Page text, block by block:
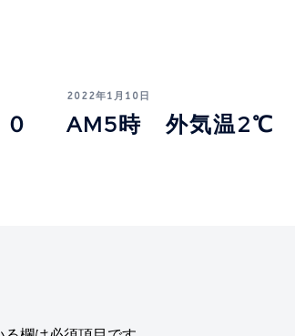
2022年1月10日
AM5時 外気温2℃